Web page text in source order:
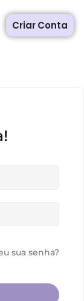
Criar Conta
sua senha?